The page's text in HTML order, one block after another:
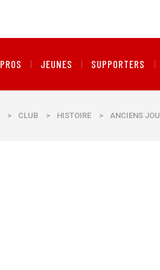
PROS JEUNES SUPPORTERS
> CLUB > HISTOIRE > ANCIENS